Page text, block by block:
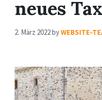
neues
2. März 2022byWEBSITE-